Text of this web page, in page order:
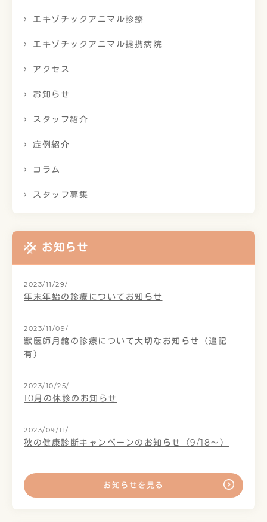
エキゾチックアニマル診療
エキゾチックアニマル提携病院
アクセス
お知らせ
スタッフ紹介
症例紹介
コラム
スタッフ募集
お知らせ
2023/11/29/
年末年始の診療についてお知らせ
2023/11/09/
獣医師月舘の診療について大切なお知らせ（追記
有）
2023/10/25/
10月の休診のお知らせ
2023/09/11/
秋の健康診断キャンペーンのお知らせ（9/18～）
お知らせを見る